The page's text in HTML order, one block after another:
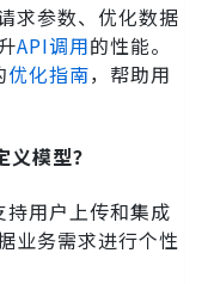
求参数、优化数据
API调用的性能。
优化指南，帮助用
模型？
用户上传和集成
业务需求进行个性